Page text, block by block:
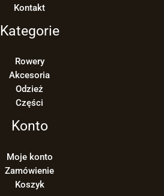
Kontakt
Kategorie
Rowery
Akcesoria
Odzież
Części
Konto
Moje konto
Zamówienie
Koszyk